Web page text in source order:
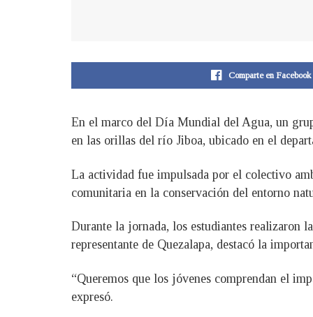
Comparte en Facebook
En el marco del Día Mundial del Agua, un
en las orillas del río Jiboa, ubicado en el
La actividad fue impulsada por el colectivo
comunitaria en la conservación del entorno
Durante la jornada, los estudiantes realizaron
representante de Quezalapa, destacó la
“Queremos que los jóvenes comprendan el
expresó.